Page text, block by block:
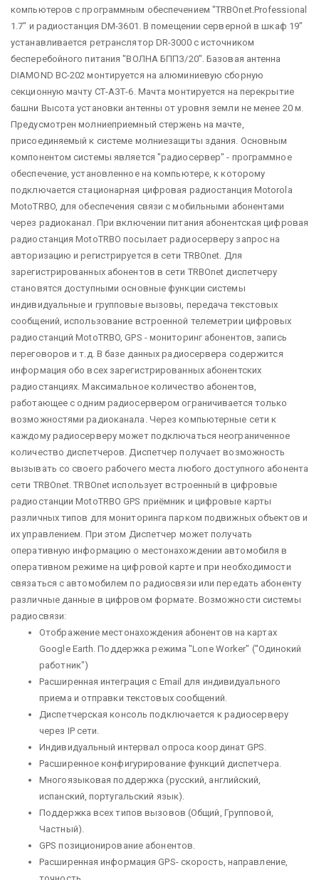
компьютеров с программным обеспечением "TRBОnet.Professional
1.7" и радиостанция DM-3601. В помещении серверной в шкаф 19"
устанавливается ретранслятор DR-3000 с источником
бесперебойного питания "ВОЛНА БППЗ/20". Базовая антенна
DIAMOND ВС-202 монтируется на алюминиевую сборную
секционную мачту СТ-АЗТ-6. Мачта монтируется на перекрытие
башни Высота установки антенны от уровня земли не менее 20 м.
Предусмотрен молниеприемный стержень на мачте,
присоединяемый к системе молниезащиты здания. Основным
компонентом системы является "радиосервер" - программное
обеспечение, установленное на компьютере, к которому
подключается стационарная цифровая радиостанция Motorola
MotoTRBO, для обеспечения связи с мобильными абонентами
через радиоканал. При включении питания абонентская цифровая
радиостанция MotoTRBO посылает радиосерверу запрос на
авторизацию и регистрируется в сети TRBOnet. Для
зарегистрированных абонентов в сети TRBOnet диспетчеру
становятся доступными основные функции системы
индивидуальные и групповые вызовы, передача текстовых
сообщений, использование встроенной телеметрии цифровых
радиостанций MotoTRBO, GPS - мониторинг абонентов, запись
переговоров и т.д. В базе данных радиосервера содержится
информация обо всех зарегистрированных абонентских
радиостанциях. Максимальное количество абонентов,
работающее с одним радиосервером ограничивается только
возможностями радиоканала. Через компьютерные сети к
каждому радиосерверу может подключаться неограниченное
количество диспетчеров. Диспетчер получает возможность
вызывать со своего рабочего места любого доступного абонента
сети TRBOnet. TRBOnet использует встроенный в цифровые
радиостанции MotoTRBO GPS приёмник и цифровые карты
различных типов для мониторинга парком подвижных объектов и
их управлением. При этом Диспетчер может получать
оперативную информацию о местонахождении автомобиля в
оперативном режиме на цифровой карте и при необходимости
связаться с автомобилем по радиосвязи или передать абоненту
различные данные в цифровом формате. Возможности системы
радиосвязи:
Отображение местонахождения абонентов на картах
Google Earth. Поддержка режима "Lone Worker" ("Одинокий
работник")
Расширенная интеграция с Email для индивидуального
приема и отправки текстовых сообщений.
Диспетчерская консоль подключается к радиосерверу
через IP сети.
Индивидуальный интервал опроса координат GPS.
Расширенное конфигурирование функций диспетчера.
Многоязыковая поддержка (русский, английский,
испанский, португальский язык).
Поддержка всех типов вызовов (Общий, Групповой,
Частный).
GPS позиционирование абонентов.
Расширенная информация GPS- скорость, направление,
точность.